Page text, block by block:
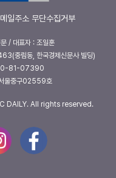
일주소 무단수집거부
/ 대표자 : 조일훈
중림동, 한국경제신문사 빌딩)
81-07390
울중구02559호
DAILY. All rights reserved.